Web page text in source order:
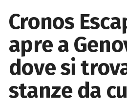
Cronos
apre a
dove si
stanze da